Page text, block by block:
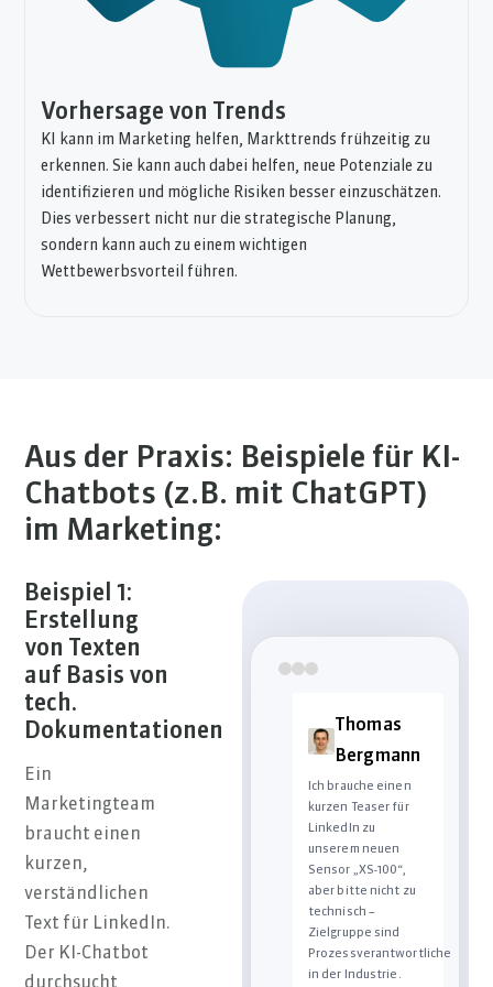
Vorhersage von Trends
KI kann im Marketing helfen, Markttrends frühzeitig zu
erkennen. Sie kann auch dabei helfen, neue Potenziale zu
identifizieren und mögliche Risiken besser einzuschätzen.
Dies verbessert nicht nur die strategische Planung,
sondern kann auch zu einem wichtigen
Wettbewerbsvorteil führen.
Aus der Praxis: Beispiele für KI-
Chatbots (z.B. mit ChatGPT)
im Marketing:
Beispiel 1:
Erstellung
von Texten
auf Basis von
tech.
Dokumentationen
Ein
Marketingteam
braucht einen
kurzen,
verständlichen
Text für LinkedIn.
Der KI-Chatbot
Thomas
Bergmann
Ich brauche einen
kurzen Teaser für
LinkedIn zu
unserem neuen
Sensor „XS-100“,
aber bitte nicht zu
technisch –
Zielgruppe sind
Prozessverantwortliche
in der Industrie.